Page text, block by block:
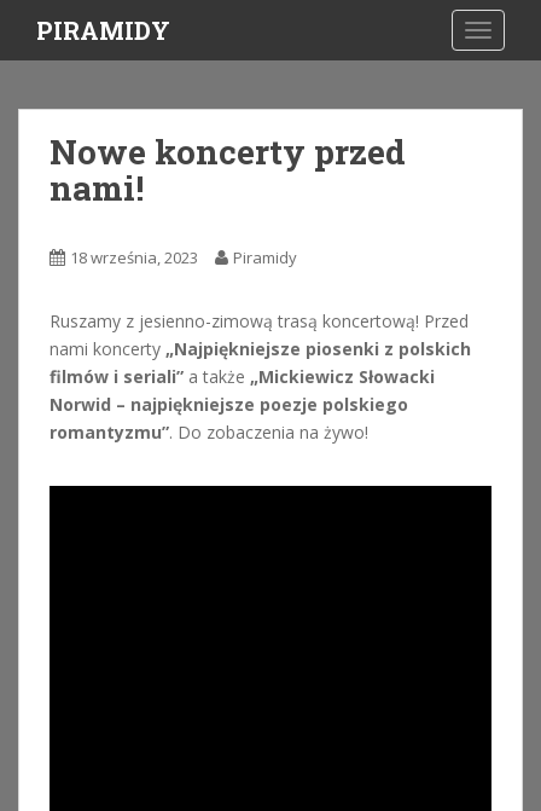
i
PIRAMIDY
Nowe koncerty przed
nami!
18 września, 2023 Piramidy
Ruszamy z jesienno-zimową trasą koncertową! Przed
nami koncerty „Najpiękniejsze piosenki z polskich
filmów i seriali” a także „Mickiewicz Słowacki
Norwid – najpiękniejsze poezje polskiego
romantyzmu”. Do zobaczenia na żywo!